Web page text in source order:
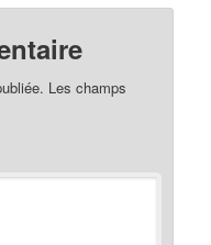
Les champs